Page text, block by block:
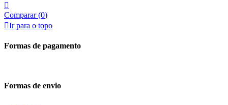

Comparar (0)
Ir para o topo
Formas de pagamento
Formas de envio